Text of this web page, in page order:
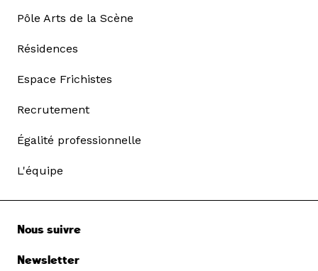
Pôle Arts de la Scène
Résidences
Espace Frichistes
Recrutement
Égalité professionnelle
L'équipe
Nous suivre
Newsletter